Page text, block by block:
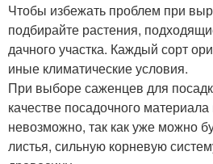
Чтобы избежать проблем при
подбирайте растения,
дачного участка. Каждый сорт
иные климатические условия.
При выборе саженцев для
качестве посадочного материала
невозможно, так как уже можно
листья, сильную корневую